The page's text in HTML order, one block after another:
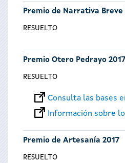
Premio de Narrativa Breve
RESUELTO
Premio Otero Pedrayo 2017
RESUELTO
Consulta las bases
Información sobre
Premio de Artesanía 2017
RESUELTO